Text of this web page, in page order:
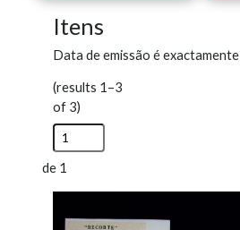
Itens
Data de emissão é exactamente
(results 1–3
of 3)
de 1